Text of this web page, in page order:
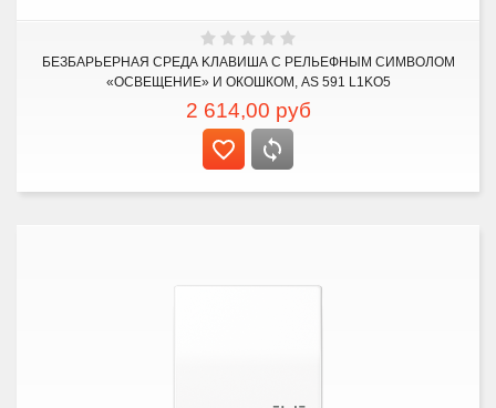
БЕЗБАРЬЕРНАЯ СРЕДА KЛАВИША С РЕЛЬЕФНЫМ СИМВОЛОМ
«ОСВЕЩЕНИЕ» И ОКОШКОМ, AS 591 L1KO5
2 614,00 руб